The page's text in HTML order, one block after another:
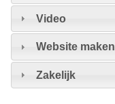
Video
Website maken
Zakelijk